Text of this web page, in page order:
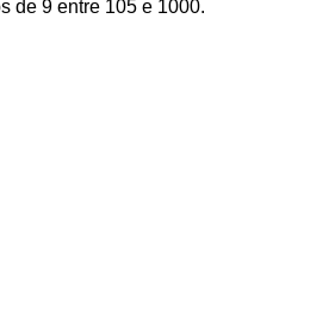
de 9 entre 105 e 1000.